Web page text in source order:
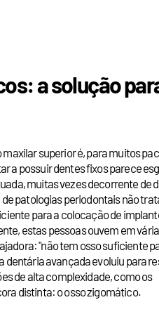
a solução
superior é, para muitos
a possuir dentes fixos parece
muitas vezes decorrente de
patologias periodontais não
para a colocação de
estas pessoas ouvem em
"não tem osso suficiente
dentária avançada evoluiu para
de alta complexidade, como os
distinta: o osso zigomático.